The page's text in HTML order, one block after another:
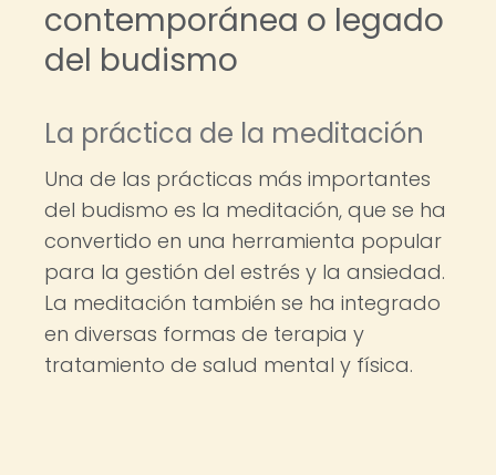
contemporánea o legado
del budismo
La práctica de la meditación
Una de las prácticas más importantes
del budismo es la meditación, que se ha
convertido en una herramienta popular
para la gestión del estrés y la ansiedad.
La meditación también se ha integrado
en diversas formas de terapia y
tratamiento de salud mental y física.